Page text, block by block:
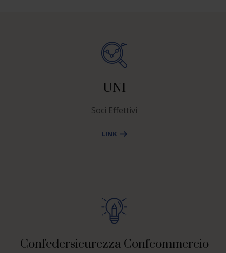
UNI
Soci Effettivi
LINK
Confedersicurezza Confcommercio